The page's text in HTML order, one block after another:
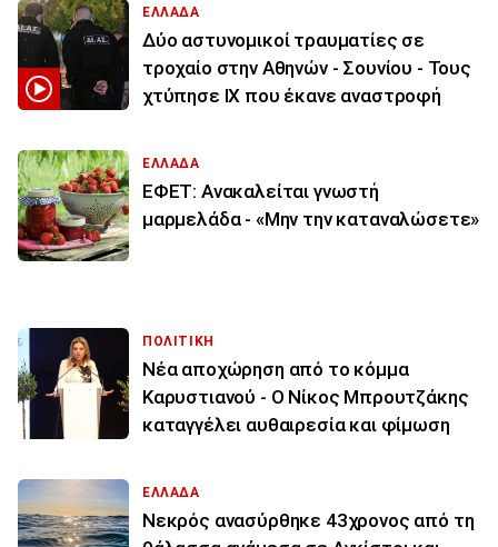
ΕΛΛΑΔΑ
Δύο αστυνομικοί τραυματίες σε
τροχαίο στην Αθηνών - Σουνίου - Τους
χτύπησε ΙΧ που έκανε αναστροφή
ΕΛΛΑΔΑ
ΕΦΕΤ: Ανακαλείται γνωστή
μαρμελάδα - «Μην την καταναλώσετε»
ΠΟΛΙΤΙΚΗ
Νέα αποχώρηση από το κόμμα
Καρυστιανού - Ο Νίκος Μπρουτζάκης
καταγγέλει αυθαιρεσία και φίμωση
ΕΛΛΑΔΑ
Νεκρός ανασύρθηκε 43χρονος από τη